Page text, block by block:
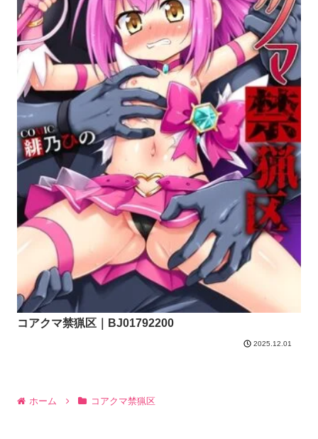
コアクマ禁猟区｜BJ01792200
2025.12.01
ホーム コアクマ禁猟区